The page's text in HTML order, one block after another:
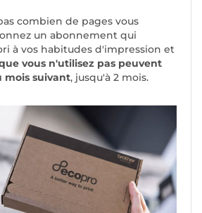
combien de pages vous
un abonnement qui
à vos habitudes d'impression et
vous n'utilisez pas peuvent
mois suivant, jusqu'à 2 mois.